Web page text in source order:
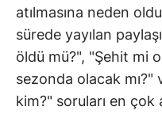
atılmasına neden
sürede yayılan
öldü mü?", "Şehit mi
sezonda olacak
kim?" soruları en çok